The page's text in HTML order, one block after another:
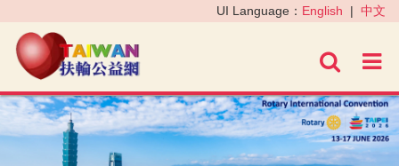
進階
UI Language： English | 中文
‹ ›